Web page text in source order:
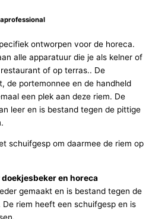
ontworpen voor de horeca.
alle apparatuur die je als kelner of
of op terras.. De
de portemonnee en de handheld
een plek aan deze riem. De
leer en is bestand tegen de pittige
schuifgesp om daarmee de riem op
en horeca
gemaakt en is bestand tegen de
riem heeft een schuifgesp en is